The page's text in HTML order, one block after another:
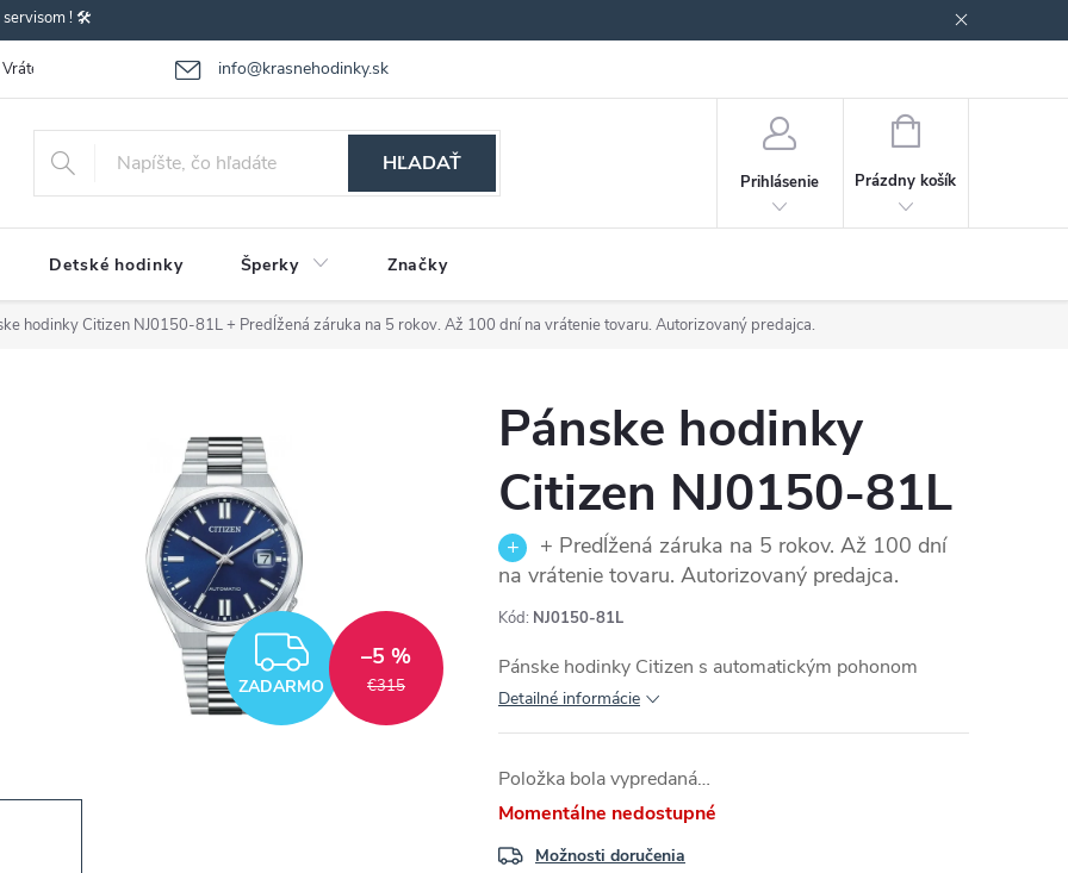
servisom ! 🛠️
info@krasnehodinky.sk
Vrátenie-výmena tovaru Reklamácia tovaru Obchodné podmienky
HĽADAŤ
Prihlásenie
NÁKUPNÝ
Prázdny košík
Detské hodinky Šperky Značky
hodinky Citizen NJ0150-81L+ Predĺžená záruka na 5 rokov. Až 100 dní na vrátenie tovaru. Autorizovaný predajca.
ZADARMO
ZADARMO €315
–5 %
Pánske hodinky
Citizen NJ0150-81L
+ Predĺžená záruka na 5 rokov. Až 100 dní
na vrátenie tovaru. Autorizovaný predajca.
Kód: NJ0150-81L
Pánske hodinky Citizen s automatickým pohonom
Detailné informácie
Položka bola vypredaná…
Momentálne nedostupné
Možnosti doručenia